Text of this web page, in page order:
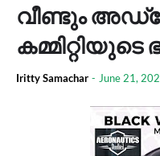
വീണ്ടും
Iritty Samachar - June 21,